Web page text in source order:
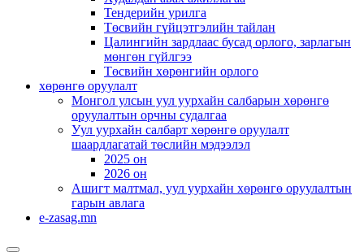
Тендерийн урилга
Төсвийн гүйцэтгэлийн тайлан
Цалингийн зардлаас бусад орлого, зарлагын
мөнгөн гүйлгээ
Төсвийн хөрөнгийн орлого
хөрөнгө оруулалт
Монгол улсын уул уурхайн салбарын хөрөнгө
оруулалтын орчны судалгаа
Уул уурхайн салбарт хөрөнгө оруулалт
шаардлагатай төслийн мэдээлэл
2025 он
2026 он
Ашигт малтмал, уул уурхайн хөрөнгө оруулалтын
гарын авлага
e-zasag.mn